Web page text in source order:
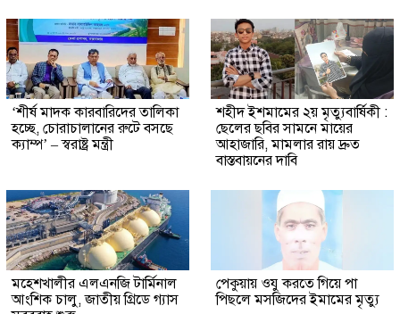
‘শীর্ষ মাদক কারবারিদের তালিকা
হচ্ছে, চোরাচালানের রুটে বসছে
ক্যাম্প’ – স্বরাষ্ট্র মন্ত্রী
শহীদ ইশমামের ২য় মৃত্যুবার্ষিকী :
ছেলের ছবির সামনে মায়ের
আহাজারি, মামলার রায় দ্রুত
বাস্তবায়নের দাবি
মহেশখালীর এলএনজি টার্মিনাল
আংশিক চালু, জাতীয় গ্রিডে গ্যাস
পেকুয়ায় ওযু করতে গিয়ে পা
পিছলে মসজিদের ইমামের মৃত্যু